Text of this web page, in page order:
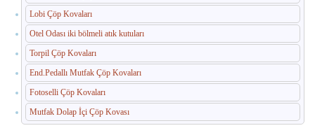
Lobi Çöp Kovaları
Otel Odası iki bölmeli atık kutuları
Torpil Çöp Kovaları
End.Pedallı Mutfak Çöp Kovaları
Fotoselli Çöp Kovaları
Mutfak Dolap İçi Çöp Kovası